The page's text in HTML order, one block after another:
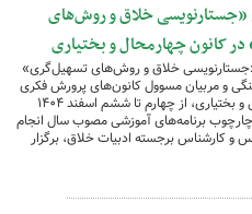
«جستارنویسی خلاق و روش‌های
کانون چهارمحال و بختیاری
خلاق و روش‌های تسهیل‌گری»
و مربیان مسوول کانون‌های پرورش فکری
استان چهارمحال و بختیاری، از چهارم تا ششم اسفند ۱۴۰۴
برنامه‌های آموزشی مصوب سال انجام
کارشناس برجسته ادبیات خلاق، برگزار